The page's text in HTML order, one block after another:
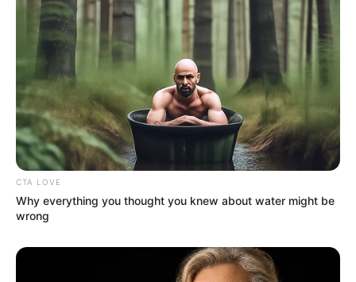
CTA LOVE
Why everything you thought you knew about water might be
wrong